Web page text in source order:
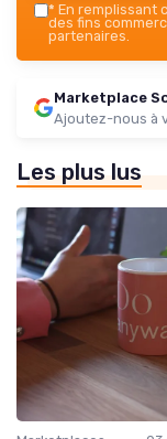
* En remplissant
des fins
partenaires.
Marketplace
Ajoutez-nous à
Les plus lus